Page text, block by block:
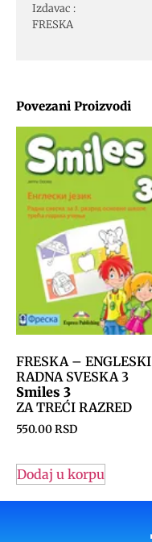
Povezani Proizvodi
FRESKA – ENGLESKI
RADNA SVESKA 3
Smiles 3
ZA TREĆI RAZRED
550.00RSD
Dodaj u korpu
Izdavac :
FRESKA